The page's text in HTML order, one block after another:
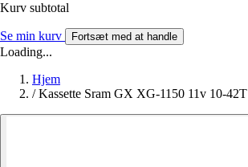
Kurv subtotal
Se min kurv Fortsæt med at handle
Loading...
Hjem
/ Kassette Sram GX XG-1150 11v 10-42T